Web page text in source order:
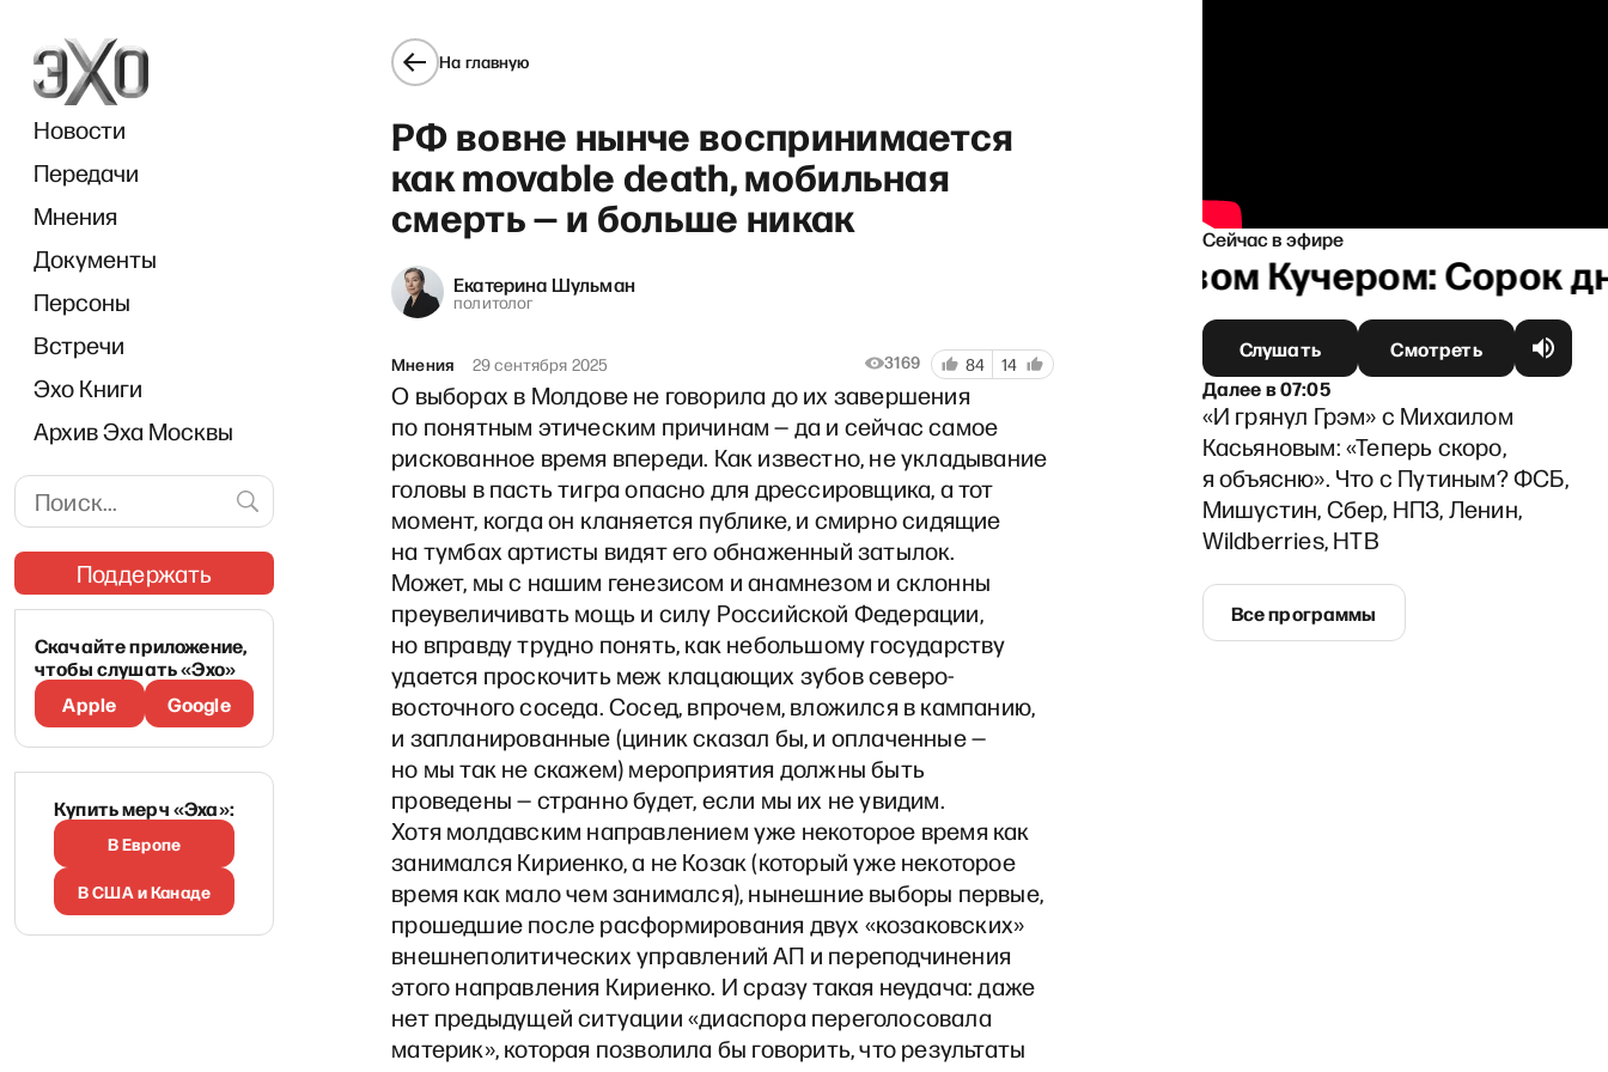
Новости
Передачи
Мнения
Документы
Персоны
Встречи
Эхо Книги
Архив Эха Москвы
Поддержать
Скачайте приложение,
чтобы слушать «Эхо»
Apple
Google
Купить мерч «Эха»:
В Европе
В США и Канаде
На главную
РФ вовне нынче воспринимается
как movable death, мобильная
смерть — и больше никак
Екатерина Шульман
политолог
Мнения 29 сентября 2025 3169 84 14
О выборах в Молдове не говорила до их завершения
по понятным этическим причинам — да и сейчас самое
рискованное время впереди. Как известно, не укладывание
головы в пасть тигра опасно для дрессировщика, а тот
момент, когда он кланяется публике, и смирно сидящие
на тумбах артисты видят его обнаженный затылок.
Может, мы с нашим генезисом и анамнезом и склонны
преувеличивать мощь и силу Российской Федерации,
но вправду трудно понять, как небольшому государству
удается проскочить меж клацающих зубов северо-
восточного соседа. Сосед, впрочем, вложился в кампанию,
и запланированные (циник сказал бы, и оплаченные —
но мы так не скажем) мероприятия должны быть
проведены — странно будет, если мы их не увидим.
Хотя молдавским направлением уже некоторое время как
занимался Кириенко, а не Козак (который уже некоторое
время как мало чем занимался), нынешние выборы первые,
прошедшие после расформирования двух «козаковских»
внешнеполитических управлений АП и переподчинения
этого направления Кириенко. И сразу такая неудача: даже
нет предыдущей ситуации «диаспора переголосовала
материк», которая позволила бы говорить, что результаты
Сейчас в эфире
«Хочу сказать. Ларина» со Станиславом Кучером: Сорок
Слушать
Смотреть
Далеев07:05
«И грянул Грэм» с Михаилом
Касьяновым: «Теперь скоро,
я объясню». Что с Путиным? ФСБ,
Мишустин, Сбер, НПЗ, Ленин,
Wildberries, НТВ
Все программы